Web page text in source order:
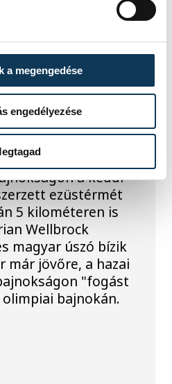
a megengedése
engedélyezése
az idő
jövőre
Dávid a
a keddi
ezüstérmét
5 kilométeren is
Wellbrock
magyar úszó bízik
már jövőre, a hazai
"fogást
bajnokán.